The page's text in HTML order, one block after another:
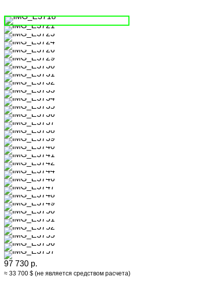
97 730 р.
≈ 33 700 $ (не является средством расчета)